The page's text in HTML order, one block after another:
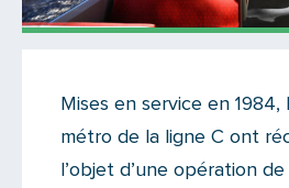
Il y a 2 commentaires sur
Ajoutez le vôtre
Mises en service en 1984,
métro de la ligne C ont
l’objet d’une opération